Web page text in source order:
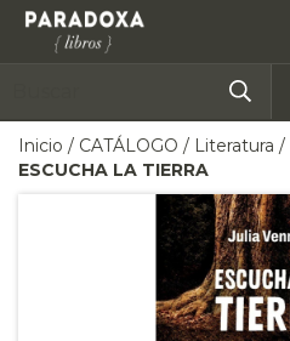
Inicio / CATÁLOGO / Literatura /
ESCUCHA LA TIERRA